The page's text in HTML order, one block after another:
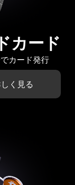
カード
カード発行
く見る